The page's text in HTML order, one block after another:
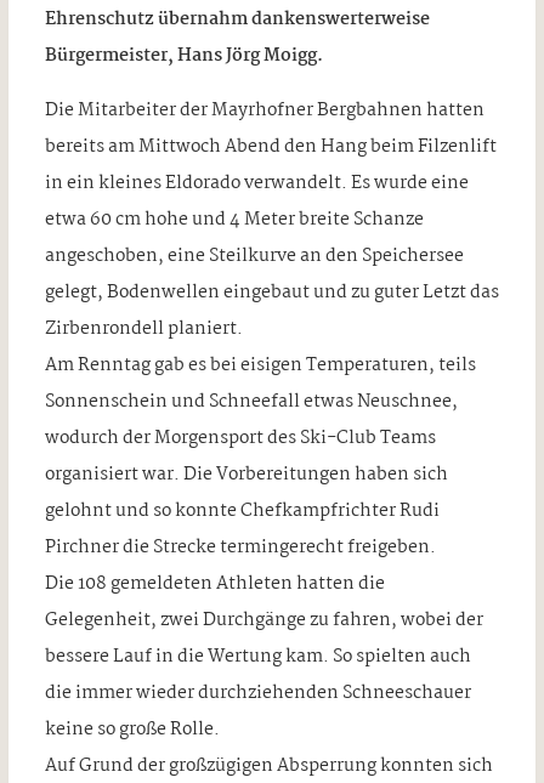
Ehrenschutz übernahm dankenswerterweise
Bürgermeister, Hans Jörg Moigg.
Die Mitarbeiter der Mayrhofner Bergbahnen hatten
bereits am Mittwoch Abend den Hang beim Filzenlift
in ein kleines Eldorado verwandelt. Es wurde eine
etwa 60 cm hohe und 4 Meter breite Schanze
angeschoben, eine Steilkurve an den Speichersee
gelegt, Bodenwellen eingebaut und zu guter Letzt das
Zirbenrondell planiert.
Am Renntag gab es bei eisigen Temperaturen, teils
Sonnenschein und Schneefall etwas Neuschnee,
wodurch der Morgensport des Ski-Club Teams
organisiert war. Die Vorbereitungen haben sich
gelohnt und so konnte Chefkampfrichter Rudi
Pirchner die Strecke termingerecht freigeben.
Die 108 gemeldeten Athleten hatten die
Gelegenheit, zwei Durchgänge zu fahren, wobei der
bessere Lauf in die Wertung kam. So spielten auch
die immer wieder durchziehenden Schneeschauer
keine so große Rolle.
Auf Grund der großzügigen Absperrung konnten sich